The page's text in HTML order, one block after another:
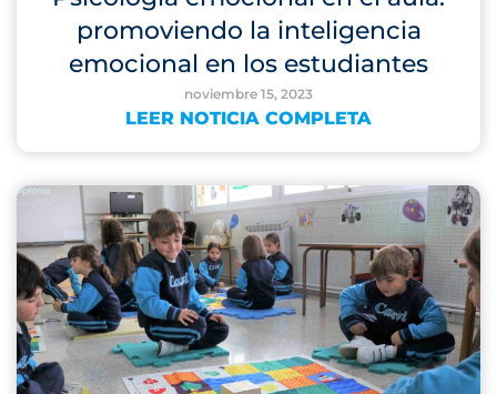
promoviendo la inteligencia
emocional en los estudiantes
noviembre 15, 2023
LEER NOTICIA COMPLETA